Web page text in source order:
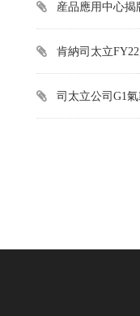
産品應用中心
肯納司太立
司太立公司G1